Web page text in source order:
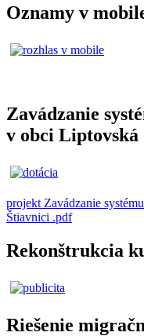
Oznamy v
Zavádzanie
v obci Liptovská
projekt Zavádzanie
Štiavnici .pdf
Rekonštrukcia
Riešenie